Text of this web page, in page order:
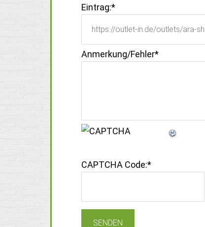
Eintrag:*
Anmerkung/Fehler*
CAPTCHA Code:*